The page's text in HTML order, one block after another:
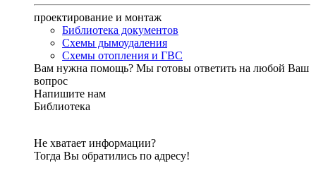
проектирование и монтаж
Библиотека документов
Схемы дымоудаления
Схемы отопления и ГВС
Вам нужна помощь? Мы готовы ответить на любой Ваш
вопрос
Напишите нам
Библиотека
Не хватает информации?
Тогда Вы обратились по адресу!